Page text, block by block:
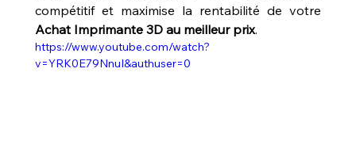
Achat Imprimante 3D au meilleur prix.
https://www.youtube.com/watch?
v=YRK0E79NnuI&authuser=0